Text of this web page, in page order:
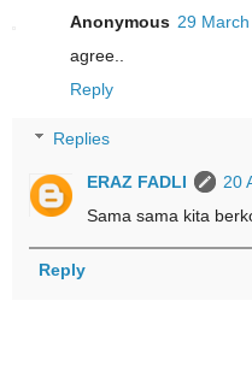
Anonymous 29
agree..
Reply
Replies
ERAZ FADLI
20
Sama sama kita
Reply